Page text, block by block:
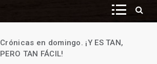
Crónicas en domingo. ¡Y ES TAN,
PERO TAN FÁCIL!